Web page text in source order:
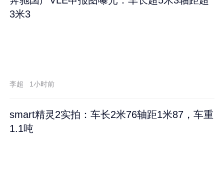
3米3
李超 1小时前
smart精灵2实拍：车长2米76轴距1米87，车重
1.1吨